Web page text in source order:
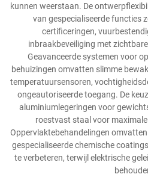
kunnen weerstaan. De
van gespecialiseerde functies
certificeringen,
inbraakbeveiliging met
Geavanceerde systemen voor
behuizingen omvatten slimme
temperatuursensoren,
ongeautoriseerde toegang. De
aluminiumlegeringen voor
roestvast staal voor
Oppervlaktebehandelingen
gespecialiseerde chemische
te verbeteren, terwijl elektrische